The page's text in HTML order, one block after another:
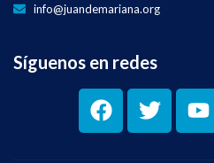
info@juandemariana.org
Síguenos en redes